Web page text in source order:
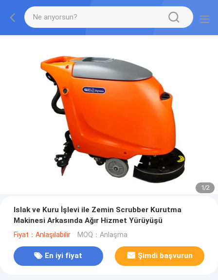
1/2
Islak ve Kuru İşlevi ile Zemin Scrubber Kurutma
Makinesi Arkasında Ağır Hizmet Yürüyüşü
Fiyat：Anlaşılabilir MOQ：Anlaşma
En iyi fiyat Şimdi başvurun